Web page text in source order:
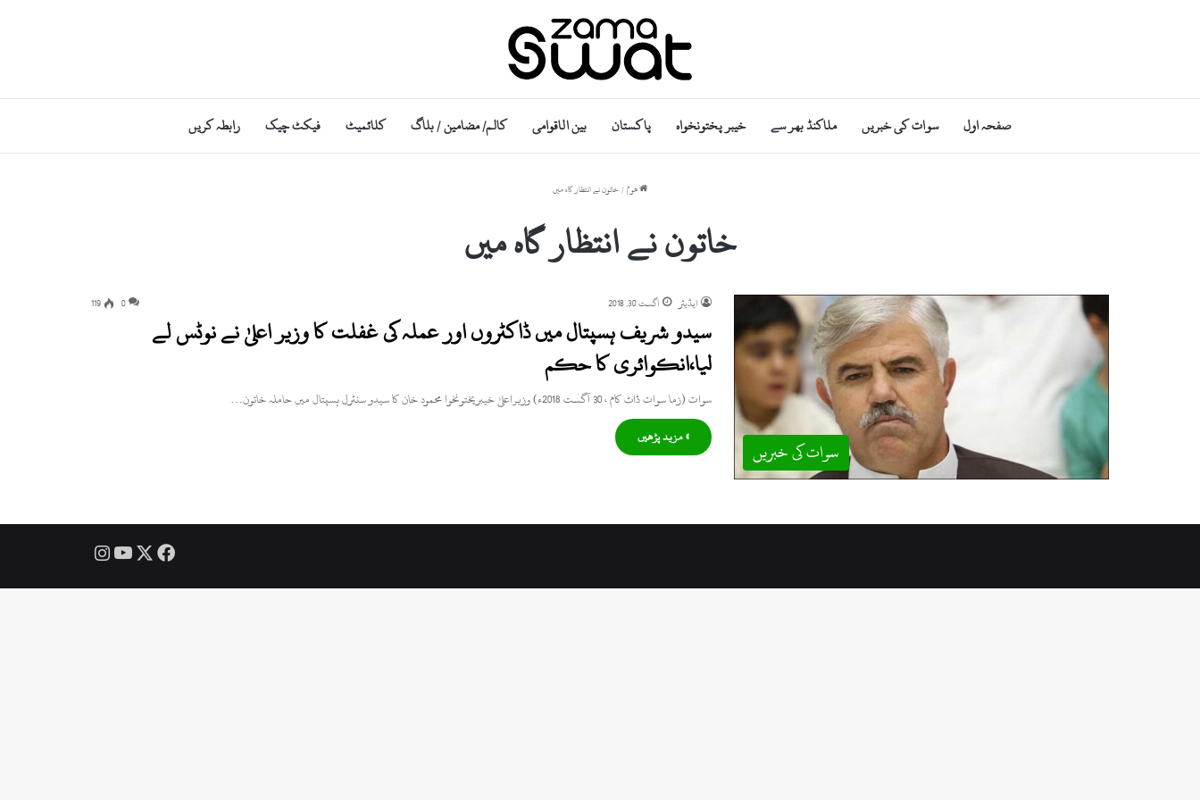
صفحہ اول سوات کی خبریں ملاکنڈ بھر سے خیبر پختونخواہ پاکستان بین الاقوامی کالم/ مضامین / بلاگ کلائمیٹ فیکٹ چیک رابطہ کریں
ھوم/خاتون نے انتظار گاہ میں
خاتون نے انتظار گاہ میں
سوات کی خبریں
ایڈیٹر اگست 30, 2018 0
119
سیدو شریف ہسپتال میں ڈاکٹروں اور عملہ کی غفلت کا وزیر اعلیٰ نے نوٹس لے
لیا،انکوائری کا حکم
سوات (زما سوات ڈاٹ کام ، 30 آگست 2018ء) وزیراعلیٰ خیبرپختونخوا محمود خان کا سیدو سنٹرل ہسپتال میں حاملہ خاتون…
» مزید پڑھیں
Facebook
X
YouTube